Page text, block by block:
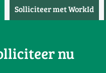
Solliciteer met WorkId
nu